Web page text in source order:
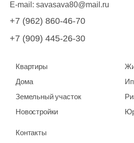
E-mail: savasava80@mail.ru
+7 (962) 860-46-70
+7 (909) 445-26-30
Квартиры
Дома
Земельный участок
Новостройки
Контакты